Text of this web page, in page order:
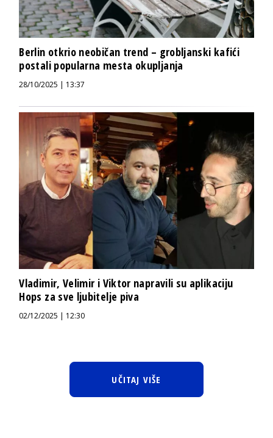
Berlin otkrio neobičan trend – grobljanski kafići
postali popularna mesta okupljanja
28/10/2025 | 13:37
Vladimir, Velimir i Viktor napravili su aplikaciju
Hops za sve ljubitelje piva
02/12/2025 | 12:30
UČITAJ VIŠE